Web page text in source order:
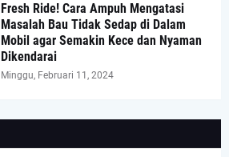
Fresh Ride! Cara Ampuh Mengatasi
Masalah Bau Tidak Sedap di Dalam
Mobil agar Semakin Kece dan Nyaman
Dikendarai
Minggu, Februari 11, 2024